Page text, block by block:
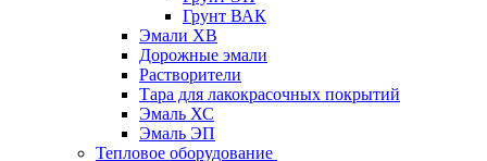
Грунт ВАК
Эмали ХВ
Дорожные эмали
Растворители
Тара для лакокрасочных покрытий
Эмаль ХС
Эмаль ЭП
Тепловое оборудование